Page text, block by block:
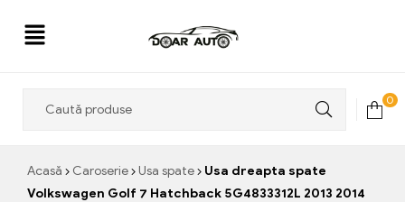
0
Acasă Caroserie Usa spate
Usa dreapta spate
Volkswagen Golf 7 Hatchback 5G4833312L 2013 2014